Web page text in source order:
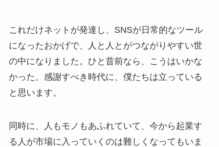
これだけネットが発達し、SNSが日常的なツール
になったおかげで、人と人とがつながりやすい世
の中になりました。ひと昔前なら、こうはいかな
かった。感謝すべき時代に、僕たちは立っている
と思います。
同時に、人もモノもあふれていて、今から起業す
る人が市場に入っていくのは難しくなってもいま